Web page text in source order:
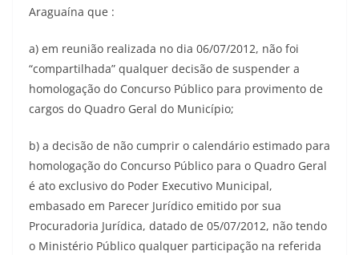
Araguaína que :
a) em reunião realizada no dia 06/07/2012, não foi
“compartilhada” qualquer decisão de suspender a
homologação do Concurso Público para provimento de
cargos do Quadro Geral do Município;
b) a decisão de não cumprir o calendário estimado para
homologação do Concurso Público para o Quadro Geral
é ato exclusivo do Poder Executivo Municipal,
embasado em Parecer Jurídico emitido por sua
Procuradoria Jurídica, datado de 05/07/2012, não tendo
o Ministério Público qualquer participação na referida